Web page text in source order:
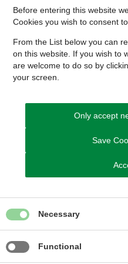
ARKIVERET
Sagsnummer
Relaterede links
Before entering this website
Cookies you wish to consent
From the List below you can
on this website. If you wish to
are welcome to do so by
your screen.
Only accept
Save
Necessary
Functional